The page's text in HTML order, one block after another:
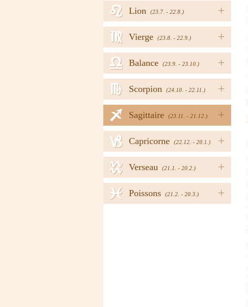
+
Lion (23.7. - 22.8.)
e
+
Vierge (23.8. - 22.9.)
f
+
Balance (23.9. - 23.10.)
g
+
Scorpion (24.10. - 22.11.)
h
+
Sagittaire (23.11. - 21.12.)
i
+
Capricorne (22.12. - 20.1.)
j
+
Verseau (21.1. - 20.2.)
k
+
Poissons (21.2. - 20.3.)
l